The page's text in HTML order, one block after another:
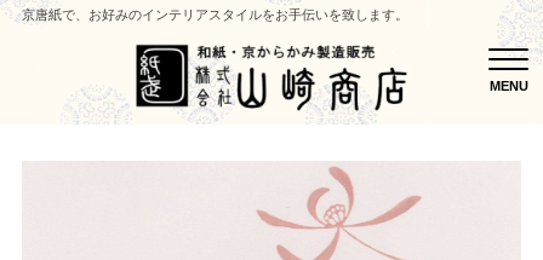
京唐紙で、お好みのインテリアスタイルをお手伝いを致します。
MENU